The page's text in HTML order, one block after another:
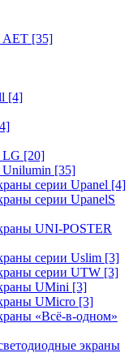
AET [35]
[4]
LG [20]
[35]
серии Upanel [4]
серии UpanelS
UNI-POSTER
серии Uslim [3]
серии UTW [3]
UMini [3]
UMicro [3]
«Всё-в-одном»
экраны